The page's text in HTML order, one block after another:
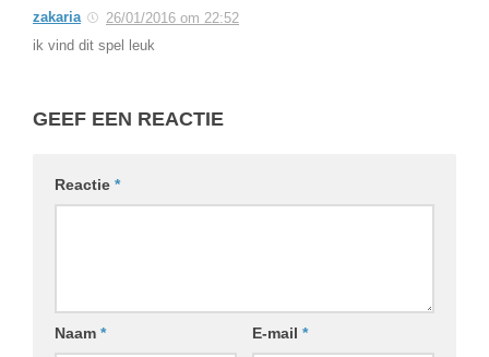
zakaria
26/01/2016 om 22:52
ik vind dit spel leuk
GEEF EEN REACTIE
Reactie *
Naam * E-mail *